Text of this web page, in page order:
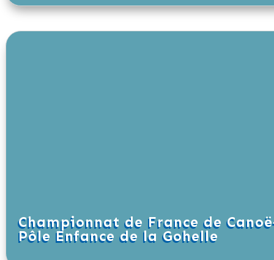
Championnat de France de
Pôle Enfance de la Gohelle